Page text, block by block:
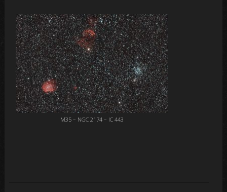
M35 – NGC 2174 – IC 443